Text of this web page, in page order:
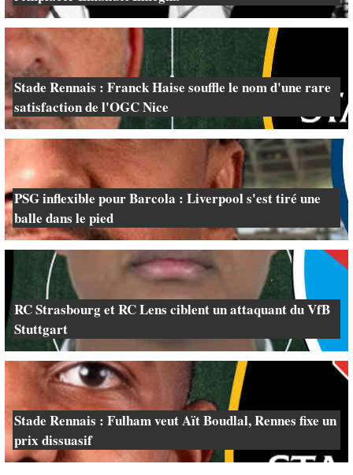
Stade Rennais : Franck Haise souffle le nom d'une rare
satisfaction de l'OGC Nice
PSG inflexible pour Barcola : Liverpool s'est tiré une
balle dans le pied
RC Strasbourg et RC Lens ciblent un attaquant du VfB
Stuttgart
Stade Rennais : Fulham veut Aït Boudlal, Rennes fixe un
prix dissuasif